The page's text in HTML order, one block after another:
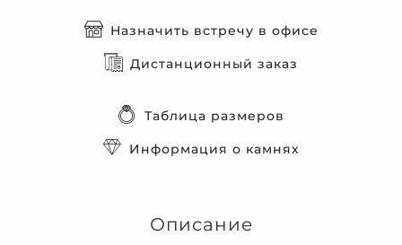
Назначить встречу в офисе
Дистанционный заказ
Таблица размеров
Информация о камнях
Описание